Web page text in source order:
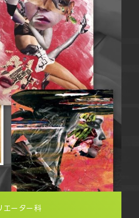
エーター科